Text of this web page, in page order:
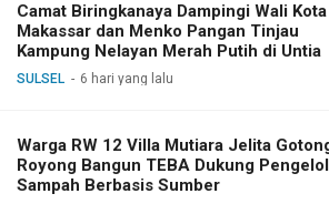
Camat Biringkanaya Dampingi Wali Kota
Makassar dan Menko Pangan Tinjau
Kampung Nelayan Merah Putih di Untia
SULSEL 6 hari yang lalu
Warga RW 12 Villa Mutiara Jelita
Royong Bangun TEBA Dukung
Sampah Berbasis Sumber